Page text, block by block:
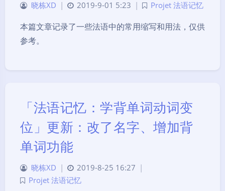
晓栋XD | 2019-9-01 5:23 | Projet 法语记忆
本篇文章记录了一些法语中的常用缩写和用法，仅供
参考。
「法语记忆：学背单词动词变
位」更新：改了名字、增加背
单词功能
晓栋XD | 2019-8-25 16:27 |
Projet 法语记忆